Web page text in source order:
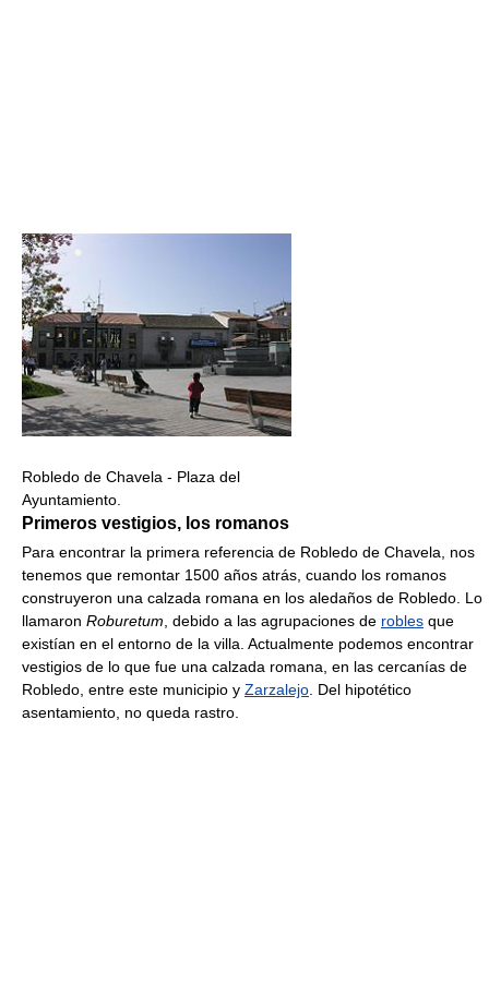
Robledo de Chavela - Plaza del
Ayuntamiento.
Primeros vestigios, los romanos
Para encontrar la primera referencia de Robledo de Chavela, nos
tenemos que remontar 1500 años atrás, cuando los romanos
construyeron una calzada romana en los aledaños de Robledo. Lo
llamaron Roburetum , debido a las agrupaciones de robles que
existían en el entorno de la villa. Actualmente podemos encontrar
vestigios de lo que fue una calzada romana, en las cercanías de
Robledo, entre este municipio y Zarzalejo . Del hipotético
asentamiento, no queda rastro.